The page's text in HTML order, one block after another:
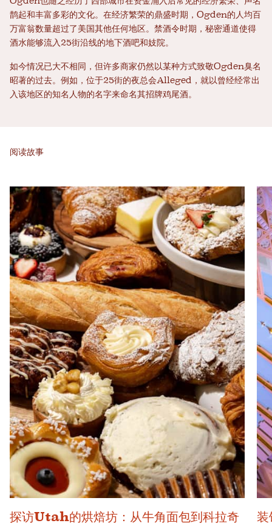
鹊起和丰富多彩的文化。在经济繁荣的鼎盛时期，Ogden的人均百
万富翁数量超过了美国其他任何地区。禁酒令时期，秘密通道使得
酒水能够流入25街沿线的地下酒吧和妓院。
如今情况已大不相同，但许多商家仍然以某种方式致敬Ogden臭名
昭著的过去。例如，位于25街的夜总会Alleged，就以曾经经常出
入该地区的知名人物的名字来命名其招牌鸡尾酒。
阅读故事
探访Utah的烘焙坊：从牛角面包到科拉奇